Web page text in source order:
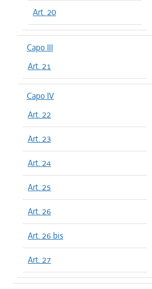
Art. 20
Capo III
Art. 21
Capo IV
Art. 22
Art. 23
Art. 24
Art. 25
Art. 26
Art. 26 bis
Art. 27